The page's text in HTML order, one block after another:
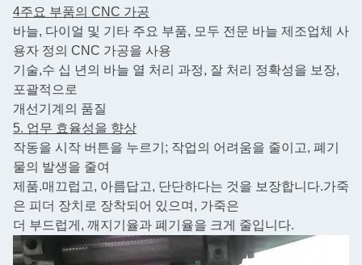
4주요 부품의 CNC 가공
바늘, 다이얼 및 기타 주요 부품, 모두 전문 바늘 제조업체 사
용자 정의 CNC 가공을 사용
기술,수 십 년의 바늘 열 처리 과정, 잘 처리 정확성을 보장,
포괄적으로
개선 기계의 품질
5. 업무 효율성을 향상
작동을 시작 버튼을 누르기; 작업의 어려움을 줄이고, 폐기
물의 발생을 줄여
제품.매끄럽고, 아름답고, 단단하다는 것을 보장합니다.가죽
은 피더 장치로 장착되어 있으며, 가죽은
더 부드럽게, 깨지기율과 폐기율을 크게 줄입니다.